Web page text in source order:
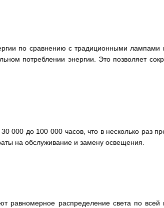
по сравнению с традиционными
потреблении энергии. Это позволяет
000 до 100 000 часов, что в несколько раз
на обслуживание и замену освещения.
равномерное распределение света по